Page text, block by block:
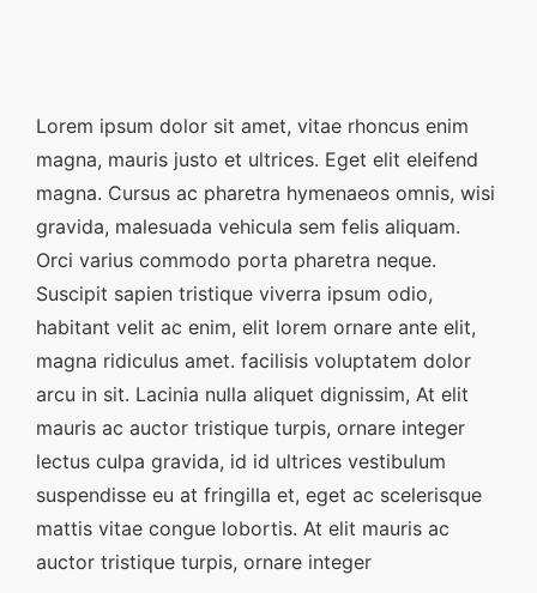
Lorem ipsum dolor sit amet, vitae rhoncus enim
magna, mauris justo et ultrices. Eget elit eleifend
magna. Cursus ac pharetra hymenaeos omnis, wisi
gravida, malesuada vehicula sem felis aliquam.
Orci varius commodo porta pharetra neque.
Suscipit sapien tristique viverra ipsum odio,
habitant velit ac enim, elit lorem ornare ante elit,
magna ridiculus amet. facilisis voluptatem dolor
arcu in sit. Lacinia nulla aliquet dignissim, At elit
mauris ac auctor tristique turpis, ornare integer
lectus culpa gravida, id id ultrices vestibulum
suspendisse eu at fringilla et, eget ac scelerisque
mattis vitae congue lobortis. At elit mauris ac
auctor tristique turpis, ornare integer